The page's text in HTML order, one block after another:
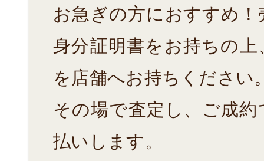
お急ぎの方におすすめ！
身分証明書をお持ちの
を店舗へお持ちください
その場で査定し、ご成
払いします。